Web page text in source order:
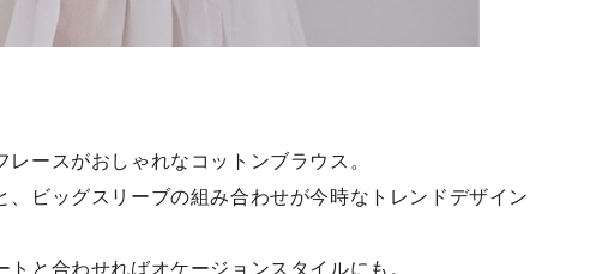
ースがおしゃれなコットンブラウス。
、ビッグスリーブの組み合わせが今時なトレンドデザイン
と合わせればオケージョンスタイルにも。